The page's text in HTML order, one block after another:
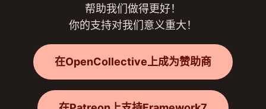
帮助我们做得更好！
你的支持对我们意义重大！
在OpenCollective上成为赞助商